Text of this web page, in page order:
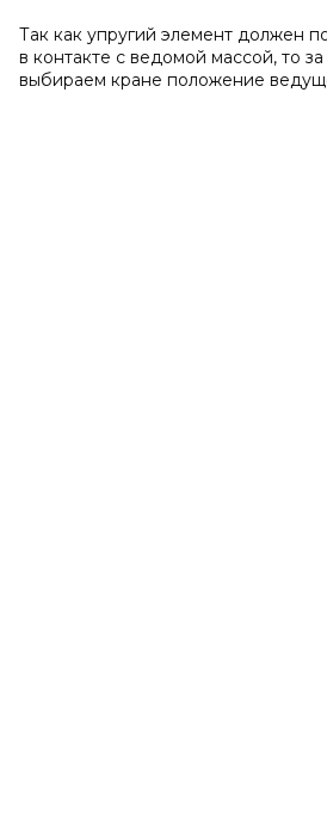
Так как упругий элемент должен
в контакте с ведомой массой, то за
выбираем кране положение